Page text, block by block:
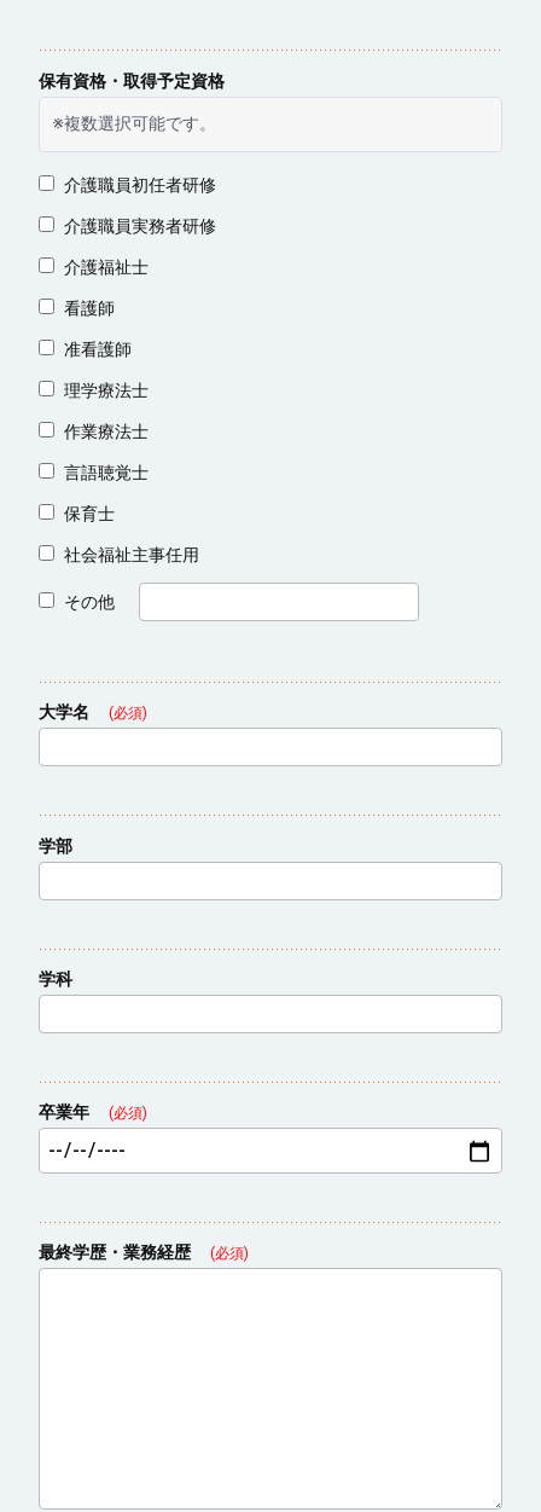
保有資格・取得予定資格
※複数選択可能です。
介護職員初任者研修
介護職員実務者研修
介護福祉士
看護師
准看護師
理学療法士
作業療法士
言語聴覚士
保育士
社会福祉主事任用
その他
大学名 (必須)
学部
学科
卒業年 (必須)
最終学歴・業務経歴 (必須)